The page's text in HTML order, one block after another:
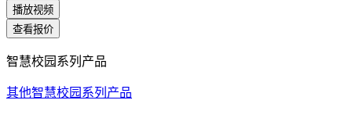
播放视频
查看报价
智慧校园系列产品
其他智慧校园系列产品